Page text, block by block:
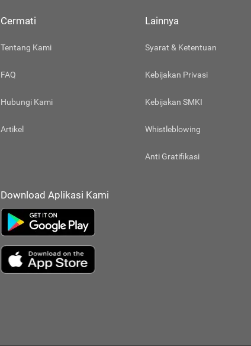
Cermati
Tentang Kami
FAQ
Hubungi Kami
Artikel
Lainnya
Syarat & Ketentuan
Kebijakan Privasi
Kebijakan SMKI
Whistleblowing
Anti Gratifikasi
Download Aplikasi Kami